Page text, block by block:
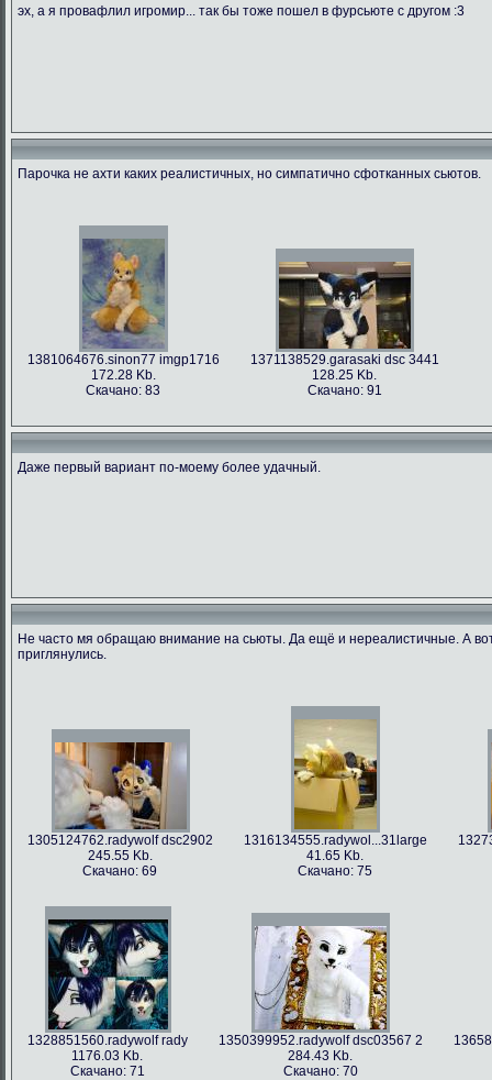
эх, а я провафлил игромир... так бы тоже пошел в фурсьюте с другом :3
Парочка не ахти каких реалистичных, но симпатично сфотканных сьютов.
1381064676.sinon77 imgp1716
172.28 Kb.
Скачано: 83
1371138529.garasaki dsc 3441
128.25 Kb.
Скачано: 91
Даже первый вариант по-моему более удачный.
Не часто мя обращаю внимание на сьюты. Да ещё и нереалистичные. А
приглянулись.
1305124762.radywolf dsc2902
245.55 Kb.
Скачано: 69
1316134555.radywol...31large
41.65 Kb.
Скачано: 75
1328851560.radywolf rady
1176.03 Kb.
Скачано: 71
1350399952.radywolf dsc03567 2
284.43 Kb.
Скачано: 70